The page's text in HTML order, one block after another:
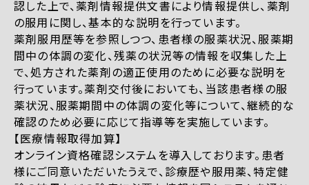
認した上で、薬剤情報提供文書により情報提供し、薬剤
の服用に関し、基本的な説明を行っています。
薬剤服用歴等を参照しつつ、患者様の服薬状況、服薬期
間中の体調の変化、残薬の状況等の情報を収集した上
で、処方された薬剤の適正使用のために必要な説明を
行っています。薬剤交付後においても、当該患者様の服
薬状況、服薬期間中の体調の変化等について、継続的な
確認のため必要に応じて指導等を実施しています。
【医療情報取得加算】
オンライン資格確認システムを導入しております。患者
様にご同意いただいたうえで、診療歴や服用薬、特定健